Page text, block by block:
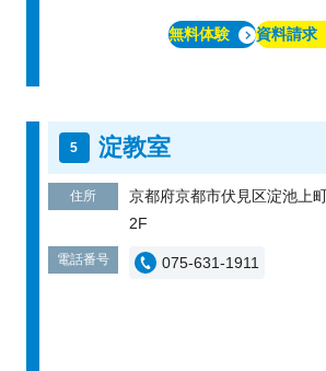
無料体験 資料請求
淀教室
住所
京都府京都市伏見区淀池上
2F
電話番号 075-631-1911